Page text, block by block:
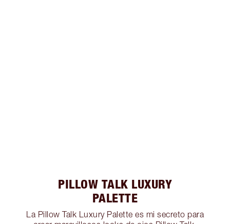
PILLOW TALK LUXURY
PALETTE
La Pillow Talk Luxury Palette es mi secreto para